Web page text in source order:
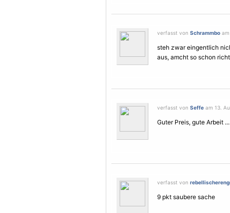
verfasst von Schrammbo
steh zwar eingentlich
aus, amcht so schon
verfasst von Seffe am 13.
Guter Preis, gute Arbeit
verfasst von
9 pkt saubere sache